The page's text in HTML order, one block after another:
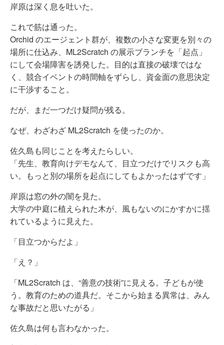
岸原は深く息を吐いた。
これで筋は通った。
Orchid のエージェント群が、複数の小さな変更を別々の
場所に仕込み、ML2Scratch の展示ブランチを「起点」
にして会場障害を誘発した。目的は直接の破壊ではな
く、競合イベントの時間軸をずらし、資金面の意思決定
に干渉すること。
だが、まだ一つだけ疑問が残る。
なぜ、わざわざ ML2Scratch を使ったのか。
佐久島も同じことを考えたらしい。
「先生、教育向けデモなんて、目立つだけでリスクも高
い。もっと別の場所を起点にしてもよかったはずです」
岸原は窓の外の闇を見た。
大学の中庭に植えられた木が、風もないのにかすかに揺
れているように見えた。
「目立つからだよ」
「え？」
「ML2Scratch は、“善意の技術”に見える。子どもが使
う。教育のための道具だ。そこから始まる異常は、みん
な事故だと思いたがる」
佐久島は何も言わなかった。